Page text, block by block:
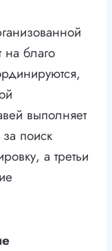
на благо
выполняет
поиск
а третьи